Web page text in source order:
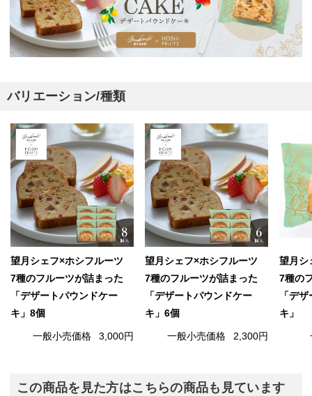
バリエーション/種類
望月シェフ×ホシフルーツ
7種のフルーツが詰まった
「デザートパウンドケー
キ」8個
一般小売価格 3,000円
望月シェフ×ホシフルーツ
7種のフルーツが詰まった
「デザートパウンドケー
キ」6個
一般小売価格 2,300円
望月
7種の
「デ
キ」
この商品を見た方はこちらの商品も見ています